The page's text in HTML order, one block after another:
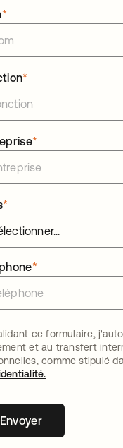
*
*
*
*
*
ce formulaire,
et au transfert
comme stipulé
Envoyer